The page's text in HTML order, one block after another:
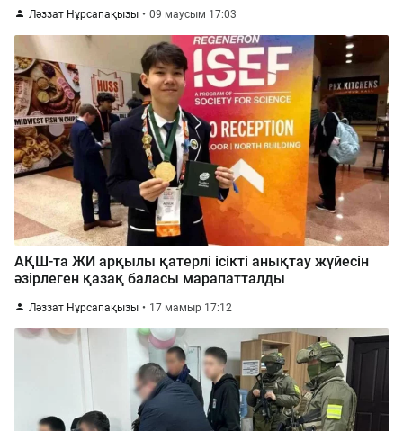
Ләззат Нұрсапақызы 09 маусым 17:03
АҚШ-та ЖИ арқылы қатерлі ісікті анықтау жүйесін
әзірлеген қазақ баласы марапатталды
Ләззат Нұрсапақызы 17 мамыр 17:12